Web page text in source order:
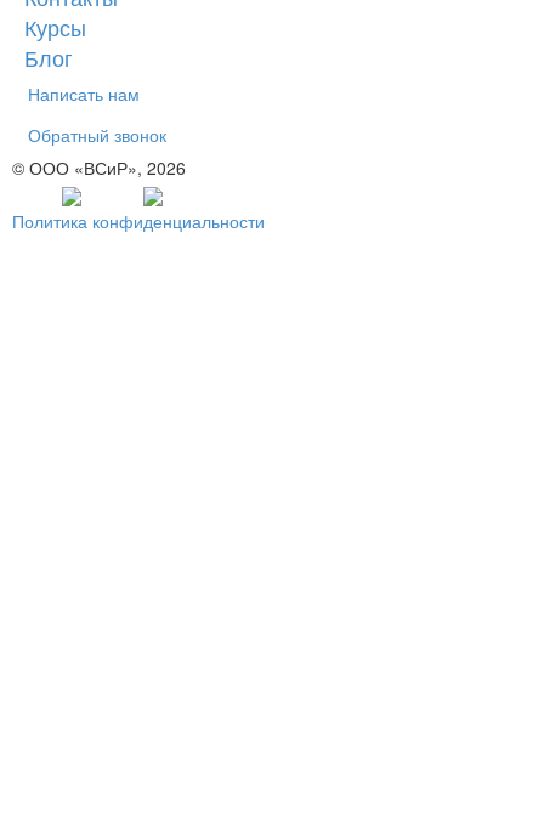
Курсы
Блог
Написать нам
Обратный звонок
© ООО «ВСиР», 2026
Политика конфиденциальности